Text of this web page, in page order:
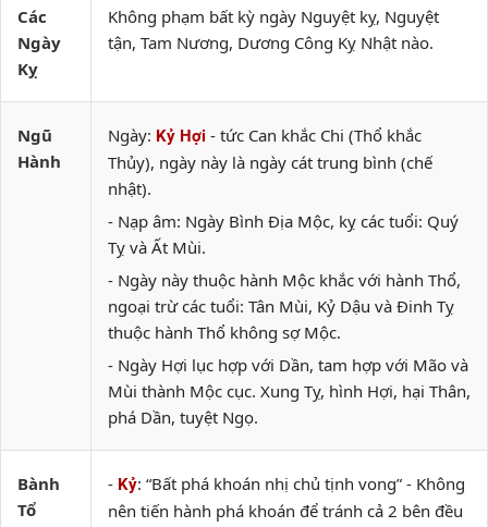
Các
Ngày
Kỵ
Không phạm bất kỳ ngày Nguyệt kỵ, Nguyệt
tận, Tam Nương, Dương Công Kỵ Nhật nào.
Ngũ
Hành
Ngày: Kỷ Hợi - tức Can khắc Chi (Thổ khắc
Thủy), ngày này là ngày cát trung bình (chế
nhật).
- Nạp âm: Ngày Bình Địa Mộc, kỵ các tuổi: Quý
Tỵ và Ất Mùi.
- Ngày này thuộc hành Mộc khắc với hành Thổ,
ngoại trừ các tuổi: Tân Mùi, Kỷ Dậu và Đinh Tỵ
thuộc hành Thổ không sợ Mộc.
- Ngày Hợi lục hợp với Dần, tam hợp với Mão và
Mùi thành Mộc cục. Xung Tỵ, hình Hợi, hại Thân,
phá Dần, tuyệt Ngọ.
Bành
Tổ
- Kỷ: “Bất phá khoán nhị chủ tịnh vong” - Không
nên tiến hành phá khoán để tránh cả 2 bên đều